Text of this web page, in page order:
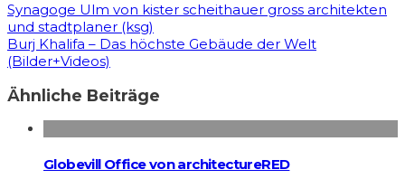
Synagoge Ulm von kister scheithauer gross architekten
und stadtplaner (ksg)
Burj Khalifa – Das höchste Gebäude der Welt
(Bilder+Videos)
Ähnliche Beiträge
Globevill Office von architectureRED